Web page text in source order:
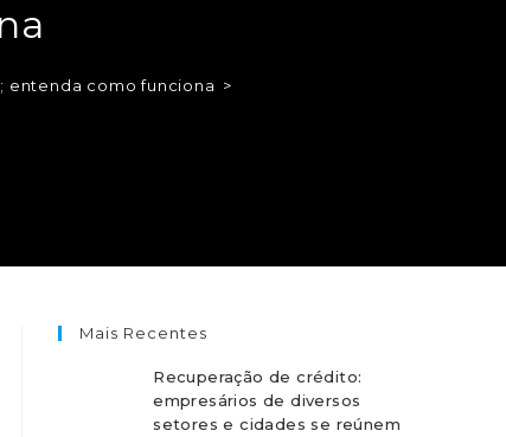
entenda como funciona >
Mais Recentes
Recuperação de crédito:
empresários de diversos
setores e cidades se reúnem